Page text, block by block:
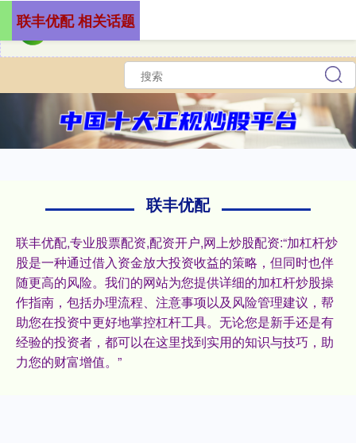
联丰优配
联丰优配,专业股票配资,配资开户,网上炒股配资:“加杠杆炒
股是一种通过借入资金放大投资收益的策略，但同时也伴
随更高的风险。我们的网站为您提供详细的加杠杆炒股操
作指南，包括办理流程、注意事项以及风险管理建议，帮
助您在投资中更好地掌控杠杆工具。无论您是新手还是有
经验的投资者，都可以在这里找到实用的知识与技巧，助
力您的财富增值。”
联丰优配 相关话题